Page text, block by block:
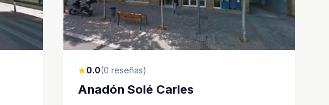
star0.0(0 reseñas)
Anadón Solé Carles